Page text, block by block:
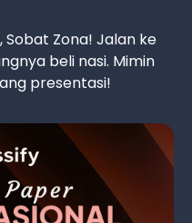
Sobat Zona! Jalan ke
beli nasi. Mimin
presentasi!